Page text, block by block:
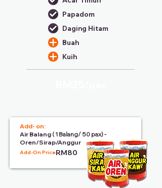
Papadom
Daging Hitam
Buah
Kuih
Add- on:
Air Balang ( 1 Balang/ 50 pax) -
Oren/Sirap/Anggur
Add-On Price:RM80